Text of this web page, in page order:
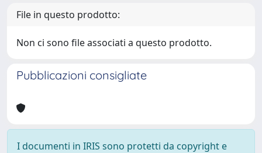
File in questo prodotto:
Non ci sono file associati a questo prodotto.
Pubblicazioni consigliate
I documenti in IRIS sono protetti da copyright e